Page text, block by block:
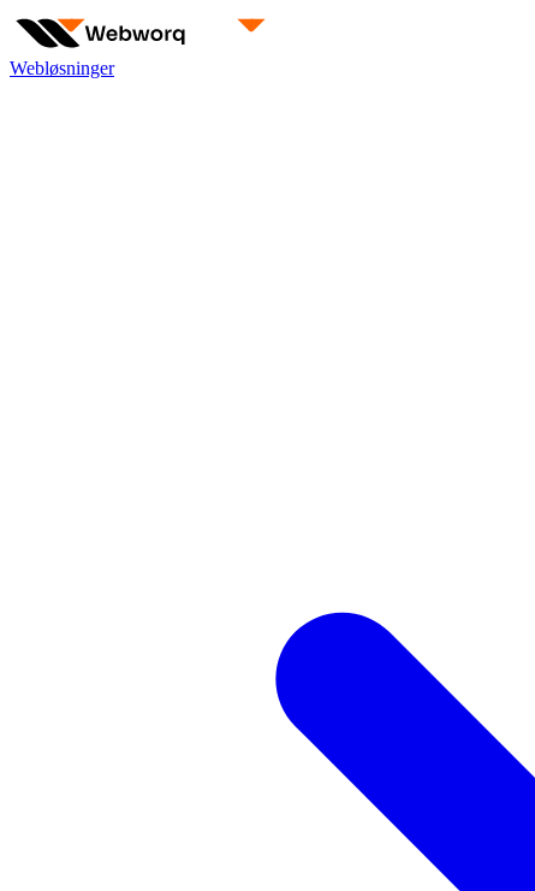
Webløsninger